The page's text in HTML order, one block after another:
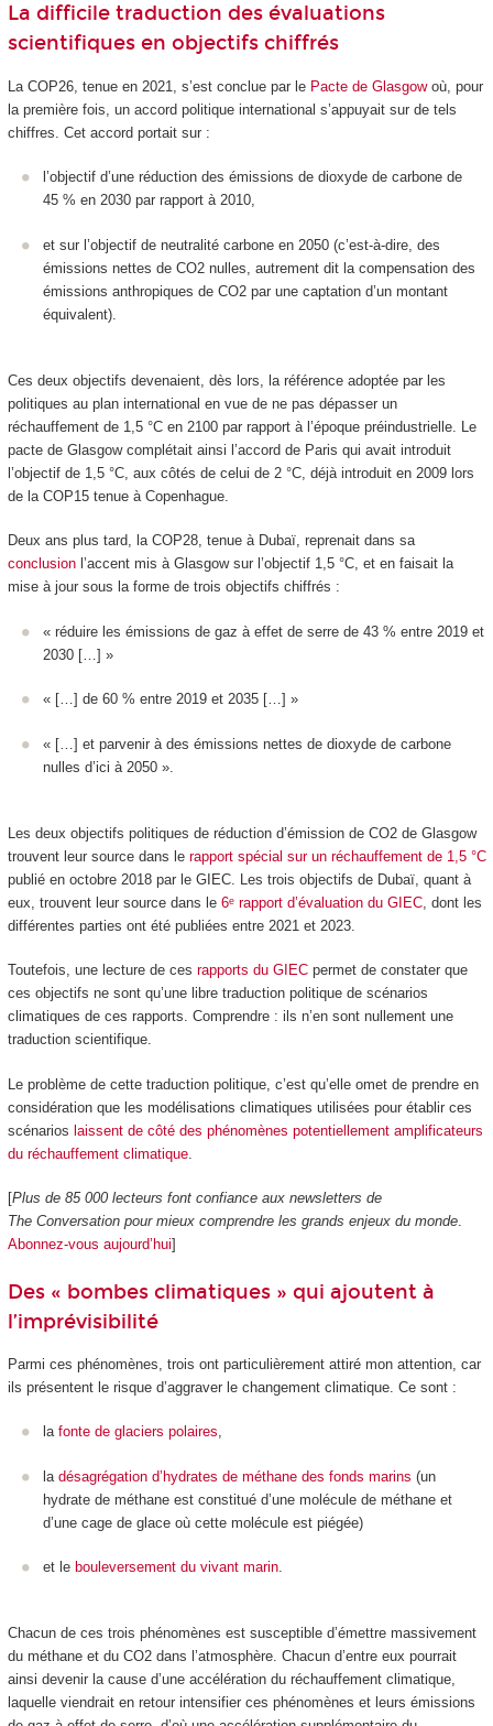
La difficile traduction des évaluations
scientifiques en objectifs chiffrés
La COP26, tenue en 2021, s’est conclue par le Pacte de Glasgowoù, pour
la première fois, un accord politique international s’appuyait sur de tels
chiffres. Cet accord portait sur :
l’objectif d’une réduction des émissions de dioxyde de carbone de
45 % en 2030 par rapport à 2010,
et sur l’objectif de neutralité carbone en 2050 (c’est-à-dire, des
émissions nettes de CO2 nulles, autrement dit la compensation des
émissions anthropiques de CO2 par une captation d’un montant
équivalent).
Ces deux objectifs devenaient, dès lors, la référence adoptée par les
politiques au plan international en vue de ne pas dépasser un
réchauffement de 1,5 °C en 2100 par rapport à l’époque préindustrielle. Le
pacte de Glasgow complétait ainsi l’accord de Paris qui avait introduit
l’objectif de 1,5 °C, aux côtés de celui de 2 °C, déjà introduit en 2009 lors
de la COP15 tenue à Copenhague.
Deux ans plus tard, la COP28, tenue à Dubaï, reprenait dans sa
conclusionl’accent mis à Glasgow sur l’objectif 1,5 °C, et en faisait la
mise à jour sous la forme de trois objectifs chiffrés :
« réduire les émissions de gaz à effet de serre de 43 % entre 2019 et
2030 […] »
« […] de 60 % entre 2019 et 2035 […] »
« […] et parvenir à des émissions nettes de dioxyde de carbone
nulles d’ici à 2050 ».
Les deux objectifs politiques de réduction d’émission de CO2de Glasgow
trouvent leur source dans le rapport spécial sur un réchauffement de 1,5 °C
publié en octobre 2018 par le GIEC. Les trois objectifs de Dubaï, quant à
eux, trouvent leur source dans le 6ᵉ rapport d’évaluation du GIEC, dont les
différentes parties ont été publiées entre 2021 et 2023.
Toutefois, une lecture de ces rapports du GIECpermet de constater que
ces objectifs ne sont qu’une libre traduction politique de scénarios
climatiques de ces rapports. Comprendre : ils n’en sont nullement une
traduction scientifique.
Le problème de cette traduction politique, c’est qu’elle omet de prendre en
considération que les modélisations climatiques utilisées pour établir ces
scénarios laissent de côté des phénomènes potentiellement amplificateurs
du réchauffement climatique.
[Plus de 85 000 lecteurs font confiance aux newsletters de
The Conversation pour mieux comprendre les grands enjeux du monde.
Abonnez-vous aujourd’hui]
Des « bombes climatiques » qui ajoutent à
l’imprévisibilité
Parmi ces phénomènes, trois ont particulièrement attiré mon attention, car
ils présentent le risque d’aggraver le changement climatique. Ce sont :
la fonte de glaciers polaires,
la désagrégation d’hydrates de méthane des fonds marins (un
hydrate de méthane est constitué d’une molécule de méthane et
d’une cage de glace où cette molécule est piégée)
et le bouleversement du vivant marin.
Chacun de ces trois phénomènes est susceptible d’émettre massivement
du méthane et du CO2dans l’atmosphère. Chacun d’entre eux pourrait
ainsi devenir la cause d’une accélération du réchauffement climatique,
laquelle viendrait en retour intensifier ces phénomènes et leurs émissions